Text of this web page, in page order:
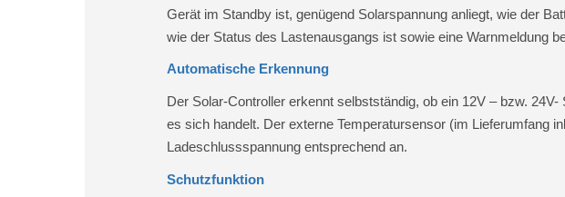
Gerät im Standby ist, genügend Solarspannung anliegt, wie der
wie der Status des Lastenausgangs ist sowie eine Warnmeldung
Automatische Erkennung
Der Solar-Controller erkennt selbstständig, ob ein 12V – bzw.
es sich handelt. Der externe Temperatursensor (im Lieferumfang
Ladeschlussspannung entsprechend an.
Schutzfunktion